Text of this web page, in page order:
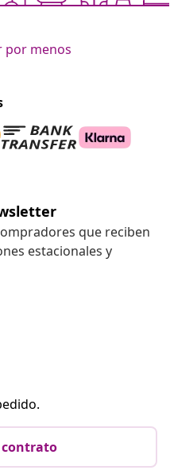
por menos
que reciben
estacionales y
contrato